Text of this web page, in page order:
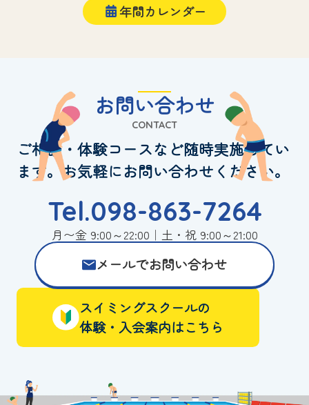
年間カレンダー
お問い合わせ
CONTACT
ご相談・体験コースなど随時実施してい
ます。お気軽にお問い合わせください。
Tel.098-863-7264
月〜金 9:00～22:00｜土・祝 9:00～21:00
メールでお問い合わせ
スイミングスクールの
体験・入会案内はこちら